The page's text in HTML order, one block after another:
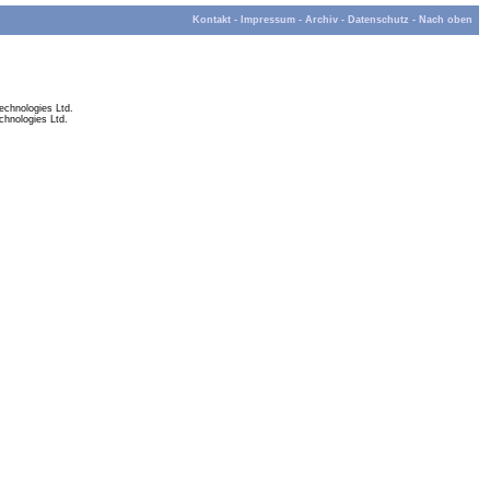
Kontakt - Impressum - Archiv - Datenschutz - Nach oben
Ltd.
Ltd.